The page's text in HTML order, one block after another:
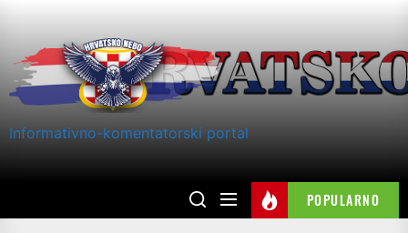
content
Informativno-komentatorski portal
POPULARNO